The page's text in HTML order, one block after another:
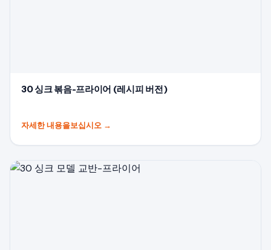
30 싱크 볶음-프라이어 (레시피 버전)
자세한 내용을보십시오 →